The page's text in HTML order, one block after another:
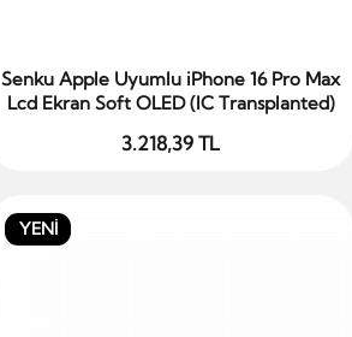
Sepete Ekle
Senku Apple Uyumlu iPhone 16 Pro Max
Lcd Ekran Soft OLED (IC Transplanted)
3.218,39 TL
YENİ